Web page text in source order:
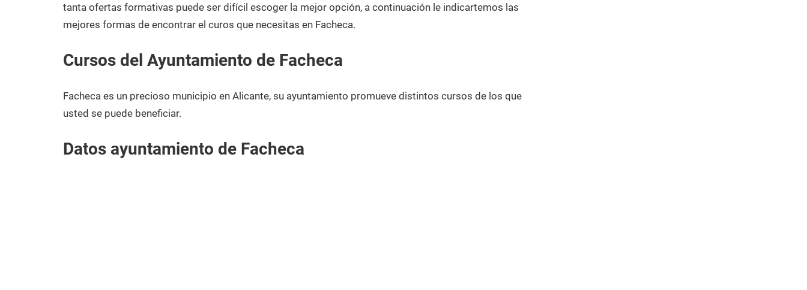
tanta ofertas formativas puede ser difícil escoger la mejor opción, a continuación le indicartemos las
mejores formas de encontrar el curos que necesitas en Facheca.
Cursos del Ayuntamiento de Facheca
Facheca es un precioso municipio en Alicante, su ayuntamiento promueve distintos cursos de los que
usted se puede beneficiar.
Datos ayuntamiento de Facheca